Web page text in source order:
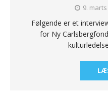
9. marts
Følgende er et
for Ny